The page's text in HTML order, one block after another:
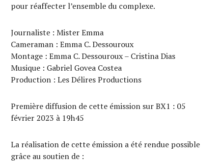
pour réaffecter l’ensemble du complexe.
Journaliste : Mister Emma
Cameraman : Emma C. Dessouroux
Montage : Emma C. Dessouroux – Cristina Dias
Musique : Gabriel Govea Costea
Production : Les Délires Productions
Première diffusion de cette émission sur BX1 : 05
février 2023 à 19h45
La réalisation de cette émission a été rendue possible
grâce au soutien de :